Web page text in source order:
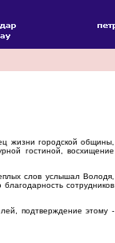
жизни городской общины,
гостиной, восхищение
слов услышал Володя,
сотрудников
подтверждение этому -